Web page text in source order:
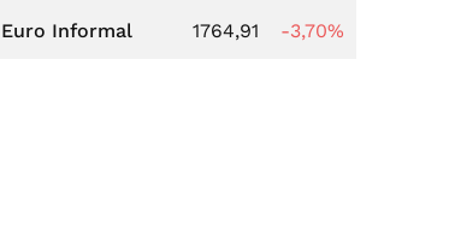
Euro Informal
1764,91 -3,70%